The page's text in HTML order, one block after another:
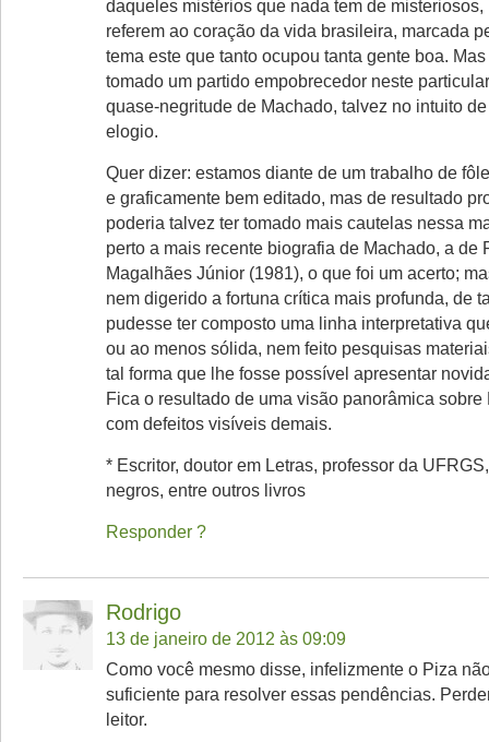
daqueles mistérios que nada tem de misteriosos,
referem ao coração da vida brasileira, marcada
tema este que tanto ocupou tanta gente boa.
tomado um partido empobrecedor neste
quase-negritude de Machado, talvez no intuito
elogio.
Quer dizer: estamos diante de um trabalho de
e graficamente bem editado, mas de resultado
poderia talvez ter tomado mais cautelas nessa
perto a mais recente biografia de Machado, a de
Magalhães Júnior (1981), o que foi um acerto;
nem digerido a fortuna crítica mais profunda, de
pudesse ter composto uma linha interpretativa
ou ao menos sólida, nem feito pesquisas
tal forma que lhe fosse possível apresentar
Fica o resultado de uma visão panorâmica sobre
com defeitos visíveis demais.
* Escritor, doutor em Letras, professor da
negros, entre outros livros
Responder
Rodrigo
13 de janeiro de 2012 às 09:09
Como você mesmo disse, infelizmente o Piza
suficiente para resolver essas pendências.
leitor.